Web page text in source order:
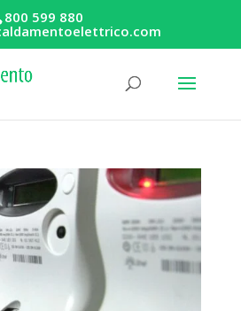
800 599 880